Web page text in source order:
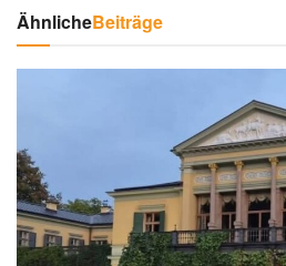
ÄhnlicheBeiträge